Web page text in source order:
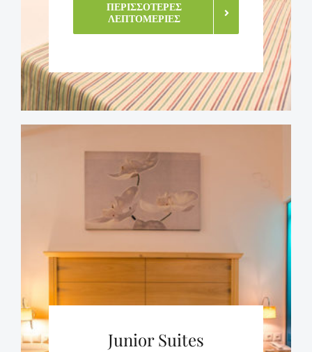
ΠΕΡΙΣΣΌΤΕΡΕΣ
ΛΕΠΤΟΜΈΡΙΕΣ
Junior Suites